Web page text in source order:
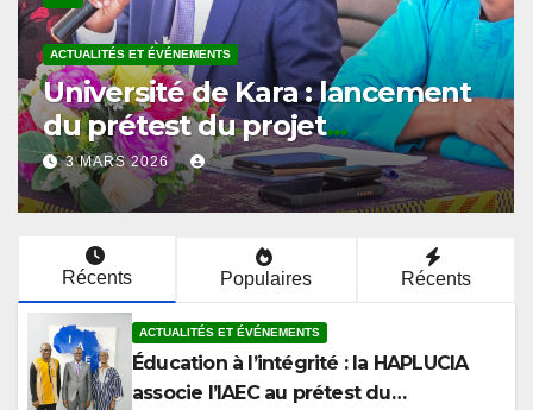
ACTUALITÉS ET ÉVÉNEMENTS
Université de Kara : l’ISPAU
ouvre le cycle de conférences
du prétest sur l’éthique et la
lutte contre la corruption
2 MARS 2026
Récents Populaires Récents
ACTUALITÉS ET ÉVÉNEMENTS
Éducation à l’intégrité : la HAPLUCIA
associe l’IAEC au prétest du
programme anticorruption